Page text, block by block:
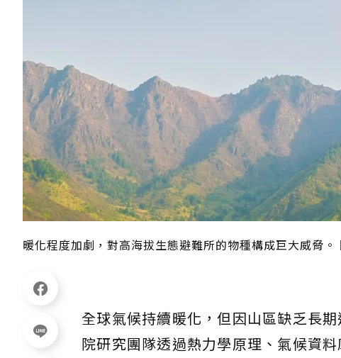
暖化程度加劇，對高海拔生態避難所的物種構成巨大威脅
全球氣候持續暖化，但因山區缺乏長
院研究團隊透過熱力學原理、氣候資